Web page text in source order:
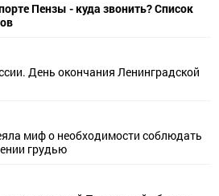
Пензы - куда звонить? Список
День окончания Ленинградской
миф о необходимости соблюдать
грудью